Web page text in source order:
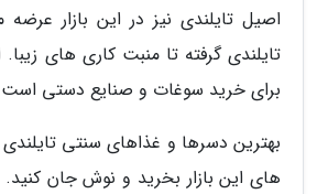
اصیل تایلندی نیز در این بازار عرضه
تایلندی گرفته تا منبت کاری های زیبا.
برای خرید سوغات و صنایع دستی
بهترین دسرها و غذاهای سنتی تایلندی
های این بازار بخرید و نوش جان کنید.